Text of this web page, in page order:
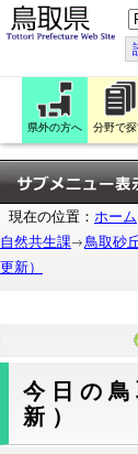
こ
の
ペ
ー
ジ
翻
訳
す
る
県外の方へ 分野で
現在の位置： ホーム
自然共生課
鳥取砂
更新）
今日の
新）